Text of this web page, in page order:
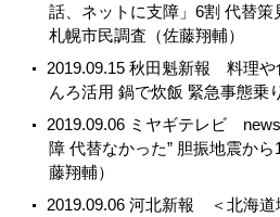
話、ネットに支障」6割 代替
札幌市民調査（佐藤翔輔）
2019.09.15 秋田魁新報 料理や
んろ活用 鍋で炊飯 緊急事態乗
2019.09.06 ミヤギテレビ
障 代替なかった” 胆振地震か
藤翔輔）
2019.09.06 河北新報 ＜北海道